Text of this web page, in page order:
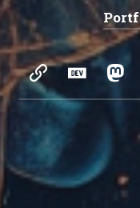
Social:
website
DEV